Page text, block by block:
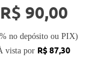
R$ 90,00
no depósito ou PIX)
vista por R$ 87,30